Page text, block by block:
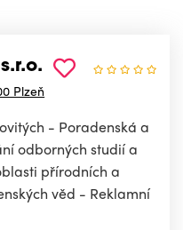
Plzeň
- Poradenská a
odborných studií a
přírodních a
věd - Reklamní